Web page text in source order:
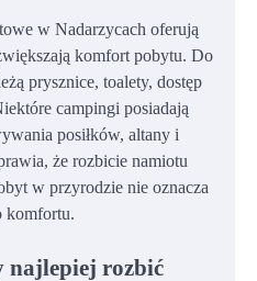
w Nadarzycach oferują
komfort pobytu. Do
prysznice, toalety, dostęp
campingi posiadają
posiłków, altany i
że rozbicie namiotu
w przyrodzie nie oznacza
komfortu.
najlepiej rozbić